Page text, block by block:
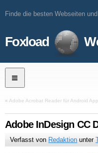
Finde die besten Webseiten
Foxload
« Adobe Acrobat Reader für Android
Adobe InDesign CC
Verfasst von Redaktion unter